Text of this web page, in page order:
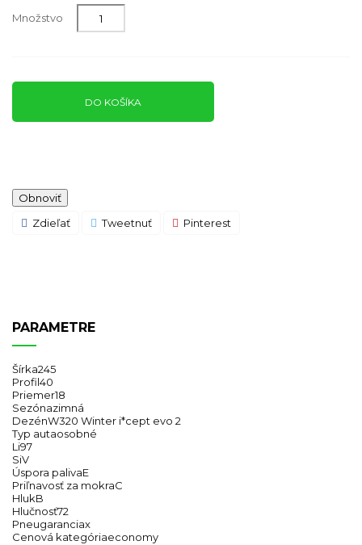
Množstvo
DO KOŠÍKA
Zdieľať Tweetnuť Pinterest
PARAMETRE
Šírka245
Profil40
Priemer18
Sezónazimná
DezénW320 Winter i*cept evo 2
Typ autaosobné
Li97
SiV
Úspora palivaE
Priľnavosť za mokraC
HlukB
Hlučnosť72
Pneugaranciax
Cenová kategóriaeconomy